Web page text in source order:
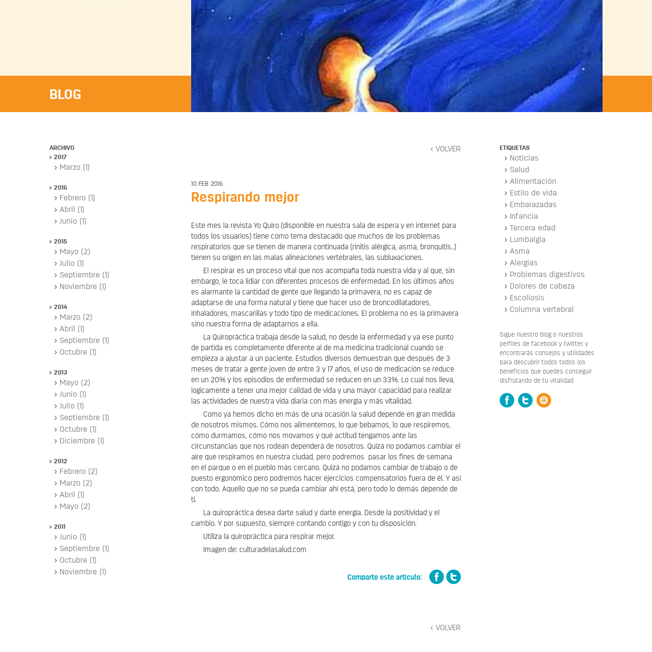
BLOG
ARCHIVO
2017
Marzo (1)
2016
Febrero (1)
Abril (1)
Junio (1)
2015
Mayo (2)
Julio (1)
Septiembre (1)
Noviembre (1)
2014
Marzo (2)
Abril (1)
Septiembre (1)
Octubre (1)
2013
Mayo (2)
Junio (1)
Julio (1)
Septiembre (1)
Octubre (1)
Diciembre (1)
2012
Febrero (2)
Marzo (2)
Abril (1)
Mayo (2)
2011
Junio (1)
Septiembre (1)
Octubre (1)
Noviembre (1)
VOLVER
10 FEB 2016
Respirando mejor
Este mes la revista Yo Quiro (disponible en nuestra sala de espera y en internet para
todos los usuarios) tiene como tema destacado que muchos de los problemas
respiratorios que se tienen de manera continuada (rinitis alérgica, asma, bronquitis..)
tienen su origen en las malas alineaciones vertebrales, las subluxaciones.
El respirar es un proceso vital que nos acompaña toda nuestra vida y al que, sin
embargo, le toca lidiar con diferentes procesos de enfermedad. En los últimos años
es alarmante la cantidad de gente que llegando la primavera, no es capaz de
adaptarse de una forma natural y tiene que hacer uso de broncodilatadores,
inhaladores, mascarillas y todo tipo de medicaciones. El problema no es la primavera
sino nuestra forma de adaptarnos a ella.
La Quiropráctica trabaja desde la salud, no desde la enfermedad y ya ese punto
de partida es completamente diferente al de ma medicina tradicional cuando se
empieza a ajustar a un paciente. Estudios diversos demuestran que después de 3
meses de tratar a gente joven de entre 3 y 17 años, el uso de medicación se reduce
en un 20% y los episodios de enfermedad se reducen en un 33%. Lo cual nos lleva,
logicamente a tener una mejor calidad de vida y una mayor capacidad para realizar
las actividades de nuestra vida diaria con más energía y más vitalidad.
Como ya hemos dicho en más de una ocasión la salud depende en gran medida
de nosotros mismos. Cómo nos alimentemos, lo que bebamos, lo que respiremos,
cómo durmamos, cómo nos movamos y qué actitud tengamos ante las
circunstancias que nos rodean dependerá de nosotros. Quizá no podamos cambiar el
aire que respiramos en nuestra ciudad, pero podremos pasar los fines de semana
en el parque o en el pueblo más cercano. Quizá no podamos cambiar de trabajo o de
puesto ergonómico pero podremos hacer ejercicios compensatorios fuera de él. Y así
con todo. Aquello que no se pueda cambiar ahí está, pero todo lo demás depende de
ti.
La quiropráctica desea darte salud y darte energía. Desde la positividad y el
cambio. Y por supuesto, siempre contando contigo y con tu disposición.
Utiliza la quiropráctica para respirar mejor.
Imagen de: culturadelasalud.com
Comparte este artículo:
VOLVER
ETIQUETAS
Noticias
Salud
Alimentación
Estilo de vida
Embarazadas
Infancia
Tercera edad
Lumbalgia
Asma
Alergias
Problemas digestivos
Dolores de cabeza
Escoliosis
Columna vertebral
Sigue nuestro blog o nuestros
perfiles de facebook y twitter, y
encontrarás consejos y utilidades
para descubrir todos todos los
beneficios que puedes conseguir
disfrutando de tu vitalidad
Facebook
Twitter